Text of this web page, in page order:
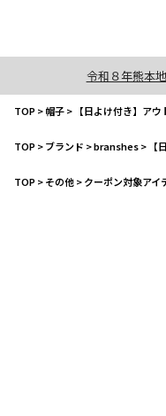
令和８年熊本
TOP>帽子> 【日よけ付き】ア
TOP>ブランド >branshes> 【
TOP>その他>クーポン対象アイ